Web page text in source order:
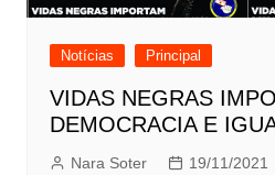
Notícias Principal
VIDAS NEGRAS
DEMOCRACIA E
Nara Soter 19/11/2021